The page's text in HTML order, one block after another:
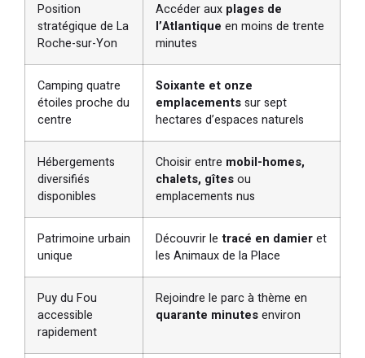
Position
stratégique de La
Roche-sur-Yon
Accéder aux plages de
l’Atlantique en moins de trente
minutes
Camping quatre
étoiles proche du
centre
Soixante et onze
emplacementssur sept
hectares d’espaces naturels
Hébergements
diversifiés
disponibles
Choisir entre mobil-homes,
chalets, gîtesou
emplacements nus
Patrimoine urbain
unique
Découvrir le tracé en damieret
les Animaux de la Place
Puy du Fou
accessible
rapidement
Rejoindre le parc à thème en
quarante minutesenviron